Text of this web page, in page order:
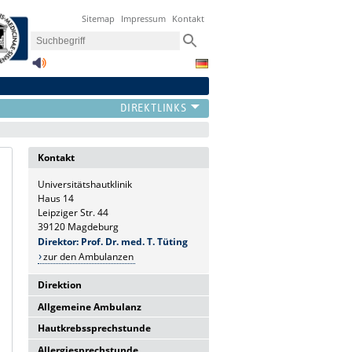
Sitemap Impressum Kontakt
Kontakt
Universitätshautklinik
Haus 14
Leipziger Str. 44
39120 Magdeburg
Direktor: Prof. Dr. med. T. Tüting
zur den Ambulanzen
Allgemeine Ambulanz
Sie erreichen uns telefonisch Mo-Fr.:
8-10 Uhr
Hautkrebssprechstunde
Direktion
Universitätshautklinik
Haus 14
Leipziger Str. 44